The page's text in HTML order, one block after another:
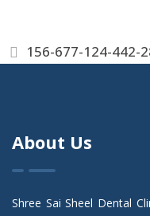
156-677-124-442-
About Us
Shree Sai Sheel Dental